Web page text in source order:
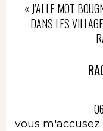
« J’AI LE MOT
DANS LES
vous